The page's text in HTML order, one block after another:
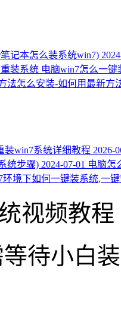
记本怎么装系统win7)
装系统 电脑win7怎么一键
法怎么安装-如何用最新方
装win7系统详细教程 2026-
统步骤) 2024-07-01 电脑怎
环境下如何一键装系统,一
视频教程
等待小白